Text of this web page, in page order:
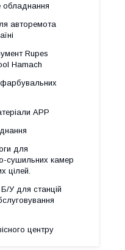
обладнання
авторемота
Rupes
Hamach
АРР
для
сушильних камер
цілей.
У для станцій
центру